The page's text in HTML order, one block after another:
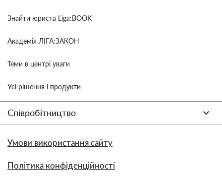
Знайти юриста Liga:BOOK
Академія ЛІГА:ЗАКОН
Теми в центрі уваги
Усі рішення і продукти
Співробітництво
Умови використання сайту
Політика конфіденційності